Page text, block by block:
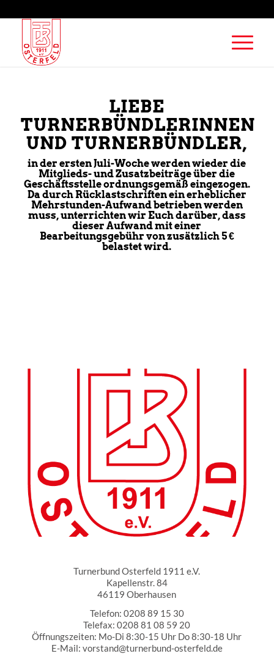
LIEBE
TURNERBÜNDLERINNEN
UND TURNERBÜNDLER,
in der ersten Juli-Woche werden wieder die
Mitglieds- und Zusatzbeiträge über die
Geschäftsstelle ordnungsgemäß eingezogen.
Da durch Rücklastschriften ein erheblicher
Mehrstunden-Aufwand betrieben werden
muss, unterrichten wir Euch darüber, dass
dieser Aufwand mit einer
Bearbeitungsgebühr von zusätzlich 5 €
belastet wird.
Turnerbund Osterfeld 1911 e.V.
Kapellenstr. 84
46119 Oberhausen
Telefon: 0208 89 15 30
Telefax: 0208 81 08 59 20
Öffnungszeiten: Mo-Di 8:30-15 Uhr Do 8:30-18 Uhr
E-Mail: vorstand@turnerbund-osterfeld.de